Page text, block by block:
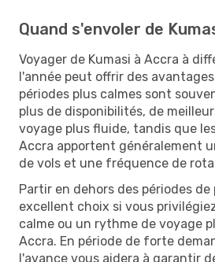
Quand s'envoler de
Voyager de Kumasi à Accra à
l'année peut offrir des
périodes plus calmes sont
plus de disponibilités, de
voyage plus fluide, tandis que
Accra apportent généralement
de vols et une fréquence de
Partir en dehors des périodes
excellent choix si vous
calme ou un rythme de voyage
Accra. En période de forte
l'avance vous aidera à garantir